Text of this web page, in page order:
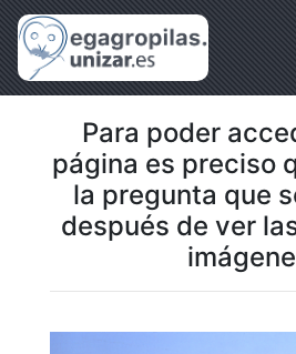
Para poder
página es preciso
la pregunta que
después de ver